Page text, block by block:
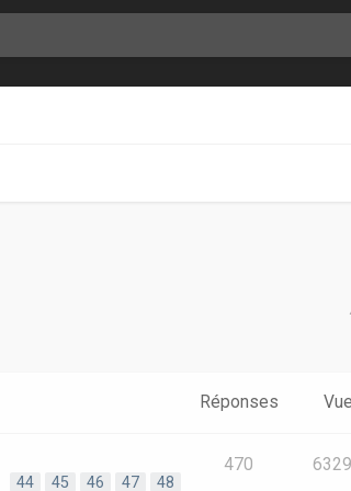
Réponses
44 45 46 47 48
470